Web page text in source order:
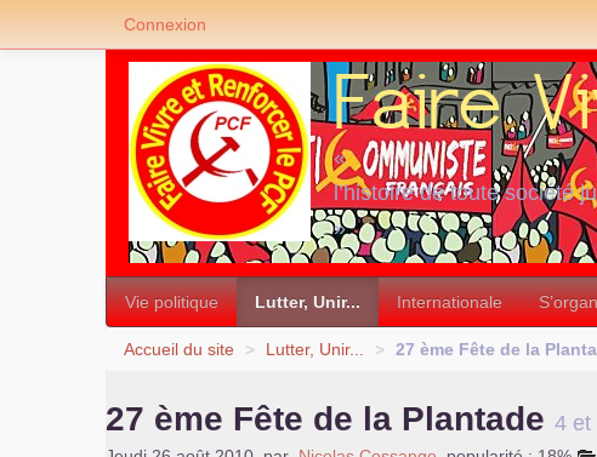
«
l’histoire de toute société
»
Vie politique Lutter, Unir... Internationale
Accueil du site > Lutter, Unir... > 27 ème Fête de la
27 ème Fête de la Plantade 4 et
Connexion